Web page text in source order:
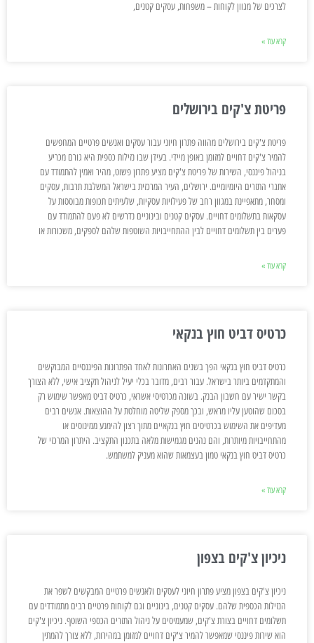
לצרכים של מגוון לקוחות – משפחות, עסקים קטנים,
קרא עוד »
פריטת צ'קים בירושלים
פריטת צ'קים בירושלים מהווה פתרון חיוני עבור עסקים ואנשים פרטיים המחפשים
להמיר צ'קים דחויים למזומן באופן מיידי. בעידן שבו נזילות כספית היא גורם מכריע
בניהול פיננסי, השירות של פריטת צ'קים מציע פתרון פשוט, מהיר ואמין להתמודד עם
אתגרי התזרים היומיומיים. ירושלים, העיר המרכזית בישראל המשלבת תרבות, עסקים
ומסחר, מתאפיינת במגוון רחב של פעילויות עסקיות, שלעיתים תכופות מבוססות על
עסקאות בתשלומים דחויים. עסקים קטנים ובינוניים נדרשים לא פעם להתמודד עם
פערים בין תשלומים דחויים לבין ההתחייבויות השוטפות שלהם לספקים, משכורות או
קרא עוד »
כרטיס דביט חוץ בנקאי
כרטיס דביט חוץ בנקאי הפך בשנים האחרונות לאחד הפתרונות הפיננסיים המבוקשים
והמתקדמים ביותר בישראל. עבור רבים, מדובר בכלי יעיל לניהול תקציב אישי, ללא הצורך
בקשר ישיר עם חשבון הבנק. בשונה מכרטיסי אשראי, כרטיס דביט מאפשר שימוש רק
בסכום שהוטען עליו מראש, ובכך מספק שליטה מוחלטת על ההוצאות. אנשים רבים
מעדיפים את השימוש בכרטיסים חוץ בנקאיים מתוך רצון להימנע ממינוסים או
מהתחייבויות מיותרות, והם נהנים מגמישות מלאה בתכנון התקציב. היתרון המרכזי של
כרטיס דביט חוץ בנקאי טמון בעצמאות שהוא מעניק למשתמש.
קרא עוד »
ניכיון צ'קים בצפון
ניכיון צ'קים בצפון מציע פתרון חיוני לעסקים ולאנשים פרטיים המבקשים לשפר את
הנזילות הכספית שלהם. עסקים קטנים, בינוניים וגם לקוחות פרטיים רבים מתמודדים עם
תשלומים דחויים בצורת צ'קים, שמעמיסים על ניהול התזרים הכספי השוטף. ניכיון צ'קים
הוא שירות פיננסי שמאפשר להמיר צ'קים דחויים למזומן במהירות, ללא צורך להמתין